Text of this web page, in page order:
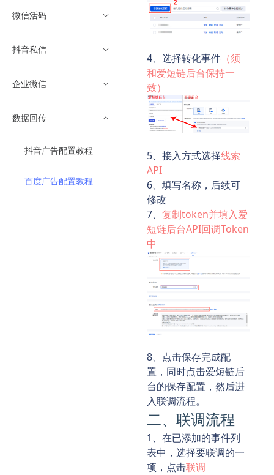
微信活码
抖音私信
企业微信
数据回传
抖音广告配置教程
百度广告配置教程
4、选择转化事件 （须
和爱短链后台保持一
致）
5、接入方式选择线索
API
6、填写名称，后续可
修改
7、 复制token并填入爱
短链后台API回调Token
中
8、点击保存完成配
置，同时点击爱短链后
台的保存配置，然后进
入联调流程。
二、联调流程
1、在已添加的事件列
表中，选择要联调的一
项，点击联调